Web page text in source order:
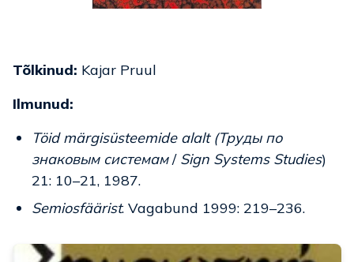
Tõlkinud: Kajar Pruul
Ilmunud:
Töid märgisüsteemide alalt (Труды по
знаковым системам/ Sign Systems Studies)
21: 10–21, 1987.
Semiosfäärist. Vagabund 1999: 219–236.